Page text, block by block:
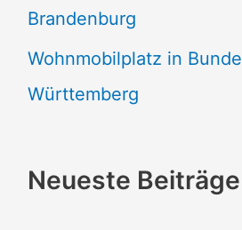
Brandenburg
Wohnmobilplatz in
Württemberg
Neueste Beiträge